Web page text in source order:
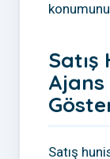
Ajans
Satış